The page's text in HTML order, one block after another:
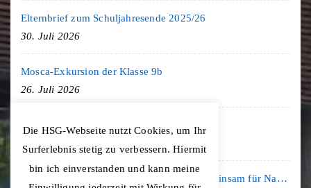
Elternbrief zum Schuljahresende 2025/26
30. Juli 2026
Mosca-Exkursion der Klasse 9b
26. Juli 2026
Freiburg-Exkursion des Geschichte LK
Kooperation mit der KLIMA ARENA: Gemeinsam für Nachhaltigkeit und Klimaschutz
Die HSG-Webseite nutzt Cookies, um Ihr
Surferlebnis stetig zu verbessern. Hiermit
bin ich einverstanden und kann meine